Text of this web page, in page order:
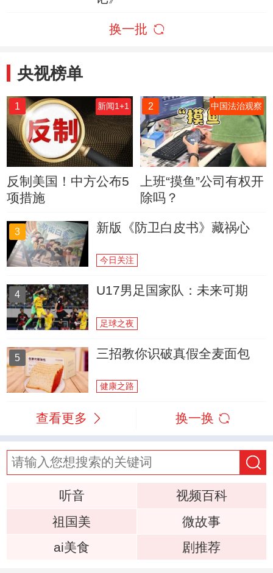
换一批
央视榜单
1 新闻1+1
反制美国！中方公布5
项措施
2 中国法治观察
上班“摸鱼”公司有权开
除吗？
3 新版《防卫白皮书》藏祸心
今日关注
4 U17男足国家队：未来可期
足球之夜
5 三招教你识破真假全麦面包
健康之路
查看更多 换一换
听音
视频百科
祖国美
微故事
ai美食
剧推荐